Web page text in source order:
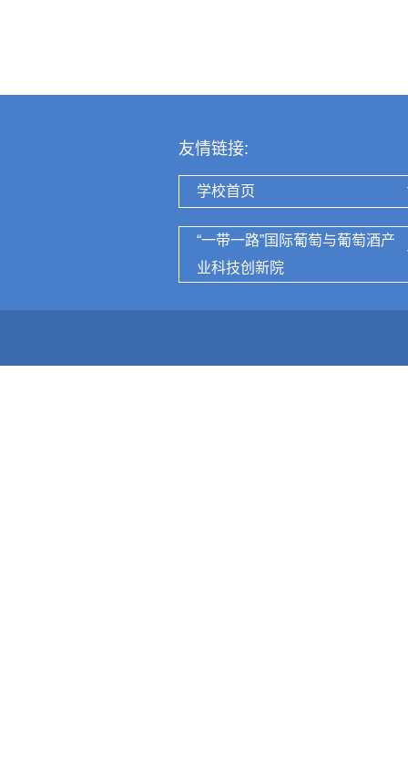
友情链接:
学校首页
“一带一路”国际葡萄与葡萄酒产
业科技创新院